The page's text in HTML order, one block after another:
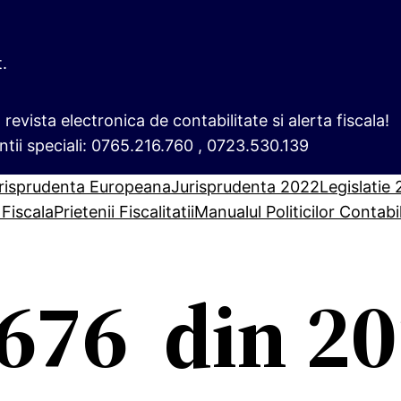
electronica de contabilitate si alerta fiscala!
speciali: 0765.216.760 , 0723.530.139
EuropeanaJurisprudenta 2022Legislatie
Prietenii FiscalitatiiManualul Politicilor
din